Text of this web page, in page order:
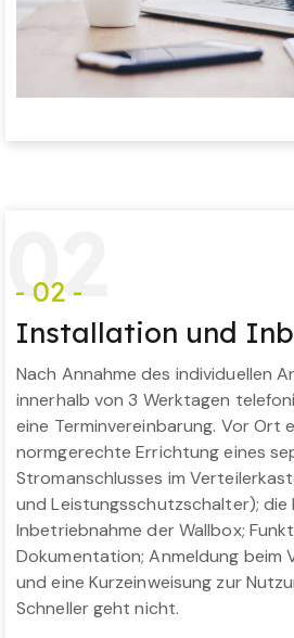
02
- 02 -
Installation und
Nach Annahme des individuellen
innerhalb von 3 Werktagen
eine Terminvereinbarung. Vor Ort
normgerechte Errichtung eines
Stromanschlusses im
und Leistungsschutzschalter); die
Inbetriebnahme der Wallbox;
Dokumentation; Anmeldung
und eine Kurzeinweisung zur
Schneller geht nicht.